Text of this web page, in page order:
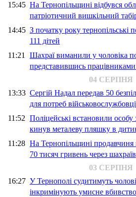
15:45 На Тернопільщині відбувся
патріотичний вишкільний
14:45 З початку року тернопільські
111 дітей
11:21 Шахраї виманили у чоловіка
представившись
04 СЕРПНЯ
13:33 Сергій Надал передав 50
для потреб
11:52 Поліцейські встановили
кинув металеву пляшку в
11:28 На Тернопільщині
70 тисяч гривень через шахраїв
03 СЕРПНЯ
16:27 У Тернополі судитимуть
інкримінують умисне